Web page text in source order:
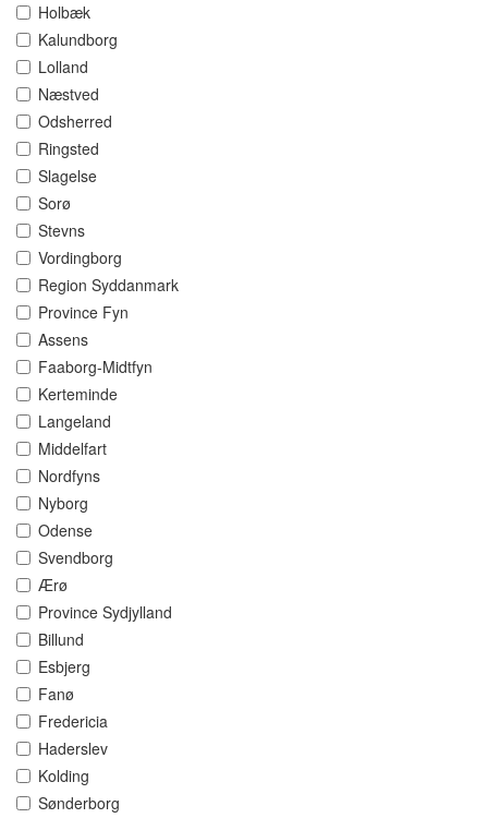
Holbæk
Kalundborg
Lolland
Næstved
Odsherred
Ringsted
Slagelse
Sorø
Stevns
Vordingborg
Region Syddanmark
Province Fyn
Assens
Faaborg-Midtfyn
Kerteminde
Langeland
Middelfart
Nordfyns
Nyborg
Odense
Svendborg
Ærø
Province Sydjylland
Billund
Esbjerg
Fanø
Fredericia
Haderslev
Kolding
Sønderborg